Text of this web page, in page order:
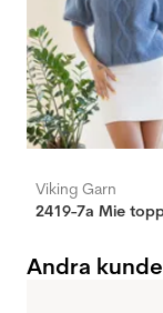
Viking Garn
Andra